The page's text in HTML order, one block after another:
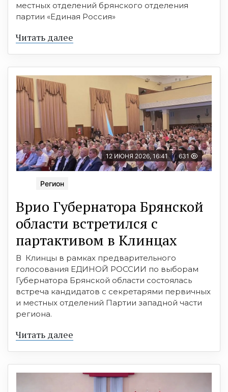
местных отделений брянского отделения
партии «Единая Россия»
Читать далее
12 ИЮНЯ 2026, 16:41 631
Регион
Врио Губернатора Брянской
области встретился с
партактивом в Клинцах
В Клинцы в рамках предварительного
голосования ЕДИНОЙ РОССИИ по выборам
Губернатора Брянской области состоялась
встреча кандидатов с секретарями первичных
и местных отделений Партии западной части
региона.
Читать далее